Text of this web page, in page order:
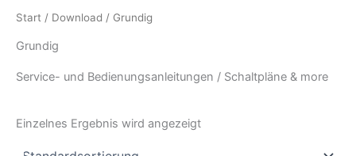
Start / Download / Grundig
Grundig
Service- und Bedienungsanleitungen / Schaltpläne & more
Einzelnes Ergebnis wird angezeigt